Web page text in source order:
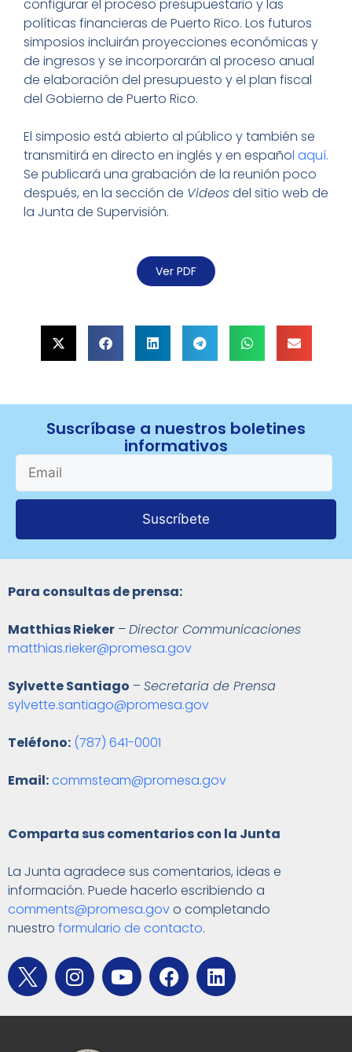
configurar el proceso presupuestario y las
políticas financieras de Puerto Rico. Los futuros
simposios incluirán proyecciones económicas y
de ingresos y se incorporarán al proceso anual
de elaboración del presupuesto y el plan fiscal
del Gobierno de Puerto Rico.
El simposio está abierto al público y también se
transmitirá en directo en inglés y en español aquí.
Se publicará una grabación de la reunión poco
después, en la sección de Videosdel sitio web de
la Junta de Supervisión.
Ver PDF
Suscríbase a nuestros boletines
informativos
Suscríbete
Para consultas de prensa:
Matthias Rieker –Director Communicaciones
matthias.rieker@promesa.gov
Sylvette Santiago –Secretaria de Prensa
sylvette.santiago@promesa.gov
Teléfono: (787) 641-0001
Email:commsteam@promesa.gov
Comparta sus comentarios con la Junta
La Junta agradece sus comentarios, ideas e
información. Puede hacerlo escribiendo a
comments@promesa.govo completando
nuestro formulario de contacto.